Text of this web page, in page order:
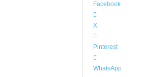
Facebook
X
Pinterest
WhatsApp